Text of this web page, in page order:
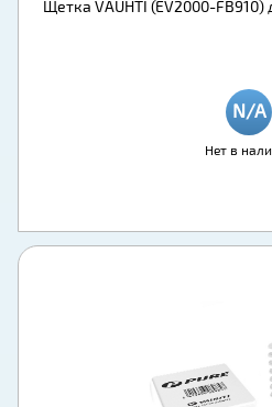
Щетка VAUHTI (EV2000-FB910)
Нет в